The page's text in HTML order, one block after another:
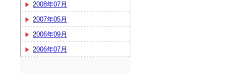
2008年07月
2007年05月
2006年09月
2006年07月